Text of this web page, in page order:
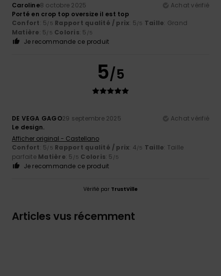
Caroline8 octobre 2025
Achat vérifié
Porté en crop top oversize il est top
Confort: 5/5 Rapport qualité / prix: 5/5 Taille: Grand
Matière: 5/5 Coloris: 5 /5
Je recommande ce produit
5/5
DE VEGA GAGO29 septembre 2025
Achat vérifié
Le design.
Afficher original - Castellano
Confort: 5/5 Rapport qualité / prix: 4/5 Taille: Taille
parfaite Matière: 5 /5 Coloris: 5 /5
Je recommande ce produit
Vérifié par TrustVille
Articles vus récemment